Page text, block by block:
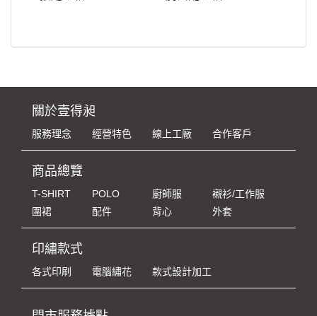
關於壹得昶
服務理念 經營特色 線上工廠 合作客戶
商品總覽
T-SHIRT POLO 廚師服
襯衫/工作服
圍裙
配件 背心 外套
印繡款式
各式印刷 電腦繡花 款式設計加工